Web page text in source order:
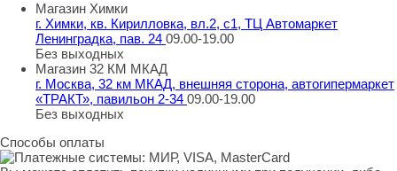
Магазин Химки
г. Химки, кв. Кирилловка, вл.2, с1, ТЦ Автомаркет
Ленинградка, пав. 24 09.00-19.00
Без выходных
Магазин 32 КМ МКАД
г. Москва, 32 км МКАД, внешняя сторона, автогипермаркет
«ТРАКТ», павильон 2-34 09.00-19.00
Без выходных
Способы оплаты